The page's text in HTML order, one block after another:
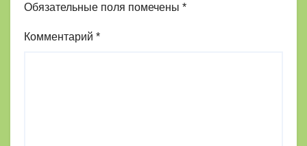
Обязательные поля помечены *
Комментарий *